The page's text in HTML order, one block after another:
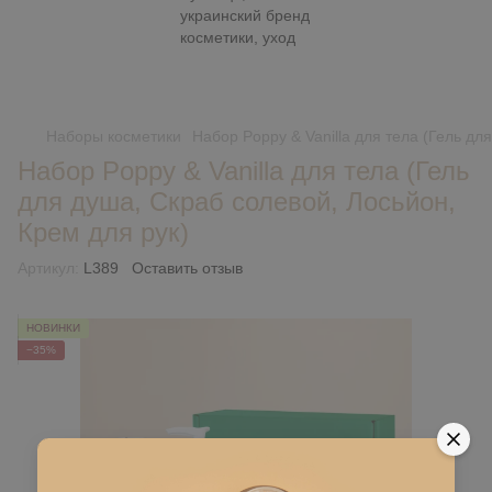
Набор Poppy & Vanilla для тела (Гель
для душа, Скраб солевой, Лосьйон,
Крем для рук)
L389 Оставить отзыв
НОВИНКИ
−35%